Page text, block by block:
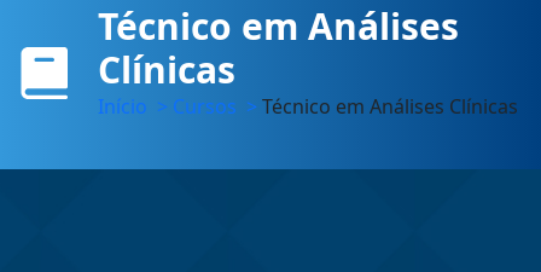
Técnico em Análises
Clínicas
Início > Cursos >Técnico em Análises Clínicas